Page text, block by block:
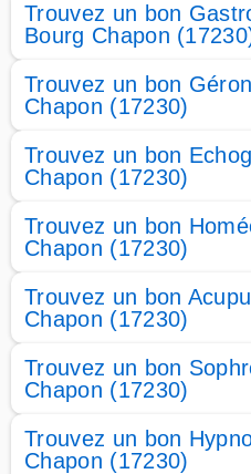
Trouvez un bon
Bourg Chapon
Trouvez un bon
Chapon (17230)
Trouvez un bon
Chapon (17230)
Trouvez un bon
Chapon (17230)
Trouvez un bon
Chapon (17230)
Trouvez un bon
Chapon (17230)
Trouvez un bon
Chapon (17230)